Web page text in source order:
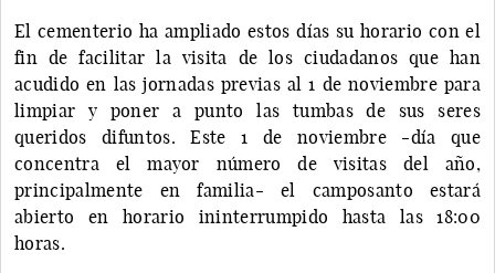
El cementerio ha ampliado estos días su horario con el
fin de facilitar la visita de los ciudadanos que han
acudido en las jornadas previas al 1 de noviembre para
limpiar y poner a punto las tumbas de sus seres
queridos difuntos. Este 1 de noviembre -día que
concentra el mayor número de visitas del año,
principalmente en familia- el camposanto estará
abierto en horario ininterrumpido hasta las 18:00
horas.